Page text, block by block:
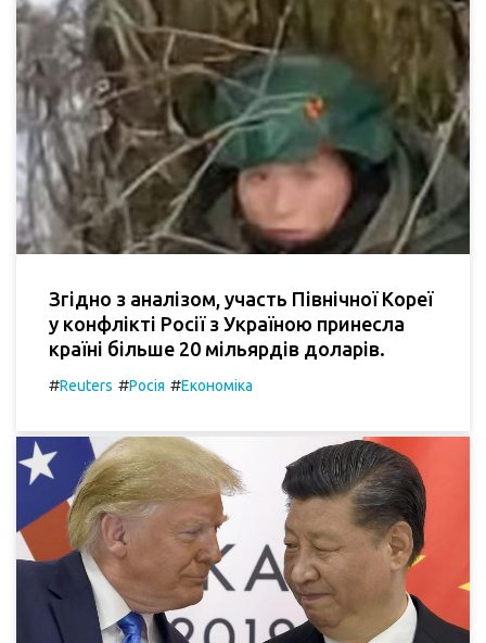
Згідно з аналізом, участь Північної Кореї
у конфлікті Росії з Україною принесла
країні більше 20 мільярдів доларів.
#Reuters #Росія #Економіка